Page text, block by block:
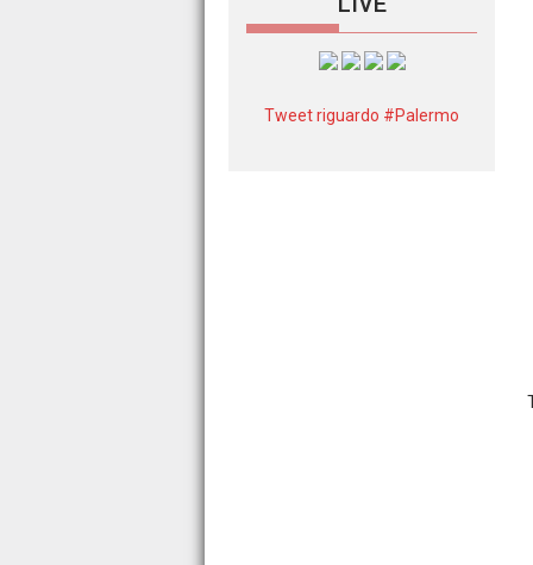
Tweet riguardo #Palermo